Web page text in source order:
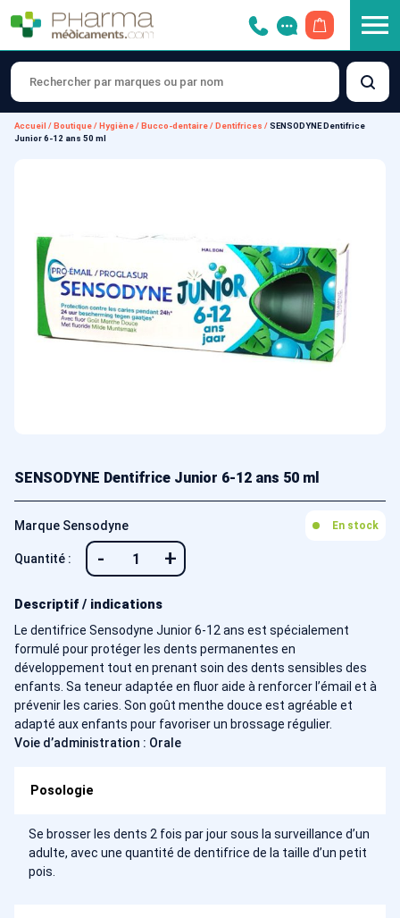
Accueil / Boutique/ Hygiène/ Bucco-dentaire/ Dentifrices /SENSODYNE Dentifrice
Junior 6-12 ans 50 ml
SENSODYNE Dentifrice Junior 6-12 ans 50 ml
Marque Sensodyne En stock
Quantité : - +
Descriptif / indications
Le dentifrice Sensodyne Junior 6-12 ans est spécialement
formulé pour protéger les dents permanentes en
développement tout en prenant soin des dents sensibles des
enfants. Sa teneur adaptée en fluor aide à renforcer l’émail et à
prévenir les caries. Son goût menthe douce est agréable et
adapté aux enfants pour favoriser un brossage régulier.
Voie d’administration : Orale
Posologie
Se brosser les dents 2 fois par jour sous la surveillance d’un
adulte, avec une quantité de dentifrice de la taille d’un petit
pois.